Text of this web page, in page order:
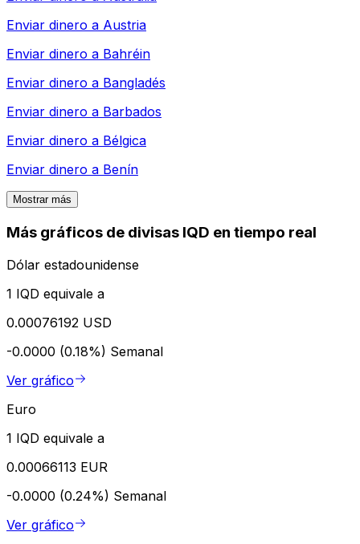
Enviar dinero a Austria
Enviar dinero a Bahréin
Enviar dinero a Bangladés
Enviar dinero a Barbados
Enviar dinero a Bélgica
Enviar dinero a Benín
Mostrar más
Más gráficos de divisas IQD en tiempo real
Dólar estadounidense
1 IQD equivale a
0.00076192 USD
-0.0000 (0.18%) Semanal
Ver gráfico
Euro
1 IQD equivale a
0.00066113 EUR
-0.0000 (0.24%) Semanal
Ver gráfico